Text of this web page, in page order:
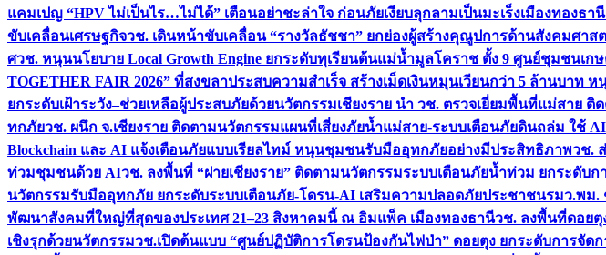
แคมเปญ “HPV ไม่เป็นไร…ไม่ได้” เตือนอย่าชะล่าใจ ก่อนภัยเงียบลุกลามเป็นมะเร็งเมืองทองธา
ขับเคลื่อนเศรษฐกิจวช. เดินหน้าขับเคลื่อน “รางวัลธัชชา” ยกย่องผู้สร้างคุณูปการด้านสังคมศา
ศวช. หนุนนโยบาย Local Growth Engine ยกระดับทุเรียนต้นแม่น้ำมูลโคราช ตั้ง 9 ศูนย์ชุมชนเ
TOGETHER FAIR 2026” ที่สงขลาประสบความสำเร็จ สร้างเม็ดเงินหมุนเวียนกว่า 5 ล้านบาท ห
ยกระดับเฝ้าระวัง–ช่วยเหลือผู้ประสบภัยด้วยนวัตกรรมเชียงราย นำ วช. ตรวจเยี่ยมพื้นที่แม่สาย
ทกภัยวช. ผนึก จ.เชียงราย ติดตามนวัตกรรมแผนที่เสี่ยงภัยน้ำแม่สาย-ระบบเตือนภัยดินถล่ม ใช้
Blockchain และ AI แจ้งเตือนภัยแบบเรียลไทม์ หนุนชุมชนรับมืออุทกภัยอย่างมีประสิทธิภาพวช.
ท่วมชุมชนด้วย AIวช. ลงพื้นที่ “ฝายเชียงราย” ติดตามนวัตกรรมระบบเตือนภัยน้ำท่วม ยกระดั
นวัตกรรมรับมืออุทกภัย ยกระดับระบบเตือนภัย-โดรน-AI เสริมความปลอดภัยประชาชนรมว.พม.
พัฒนาสังคมที่ใหญ่ที่สุดของประเทศ 21–23 สิงหาคมนี้ ณ อิมแพ็ค เมืองทองธานีวช. ลงพื้นที่ดอยตุ
เชิงรุกด้วยนวัตกรรมวช.เปิดต้นแบบ “ศูนย์ปฏิบัติการโดรนป้องกันไฟป่า” ดอยตุง ยกระดับการจัด